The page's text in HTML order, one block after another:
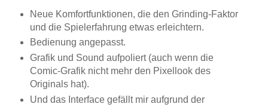
Neue Komfortfunktionen, die den Grinding-Faktor
und die Spielerfahrung etwas erleichtern.
Bedienung angepasst.
Grafik und Sound aufpoliert (auch wenn die
Comic-Grafik nicht mehr den Pixellook des
Originals hat).
Und das Interface gefällt mir aufgrund der